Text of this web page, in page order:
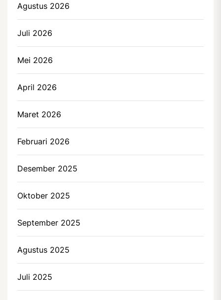
Agustus 2026
Juli 2026
Mei 2026
April 2026
Maret 2026
Februari 2026
Desember 2025
Oktober 2025
September 2025
Agustus 2025
Juli 2025